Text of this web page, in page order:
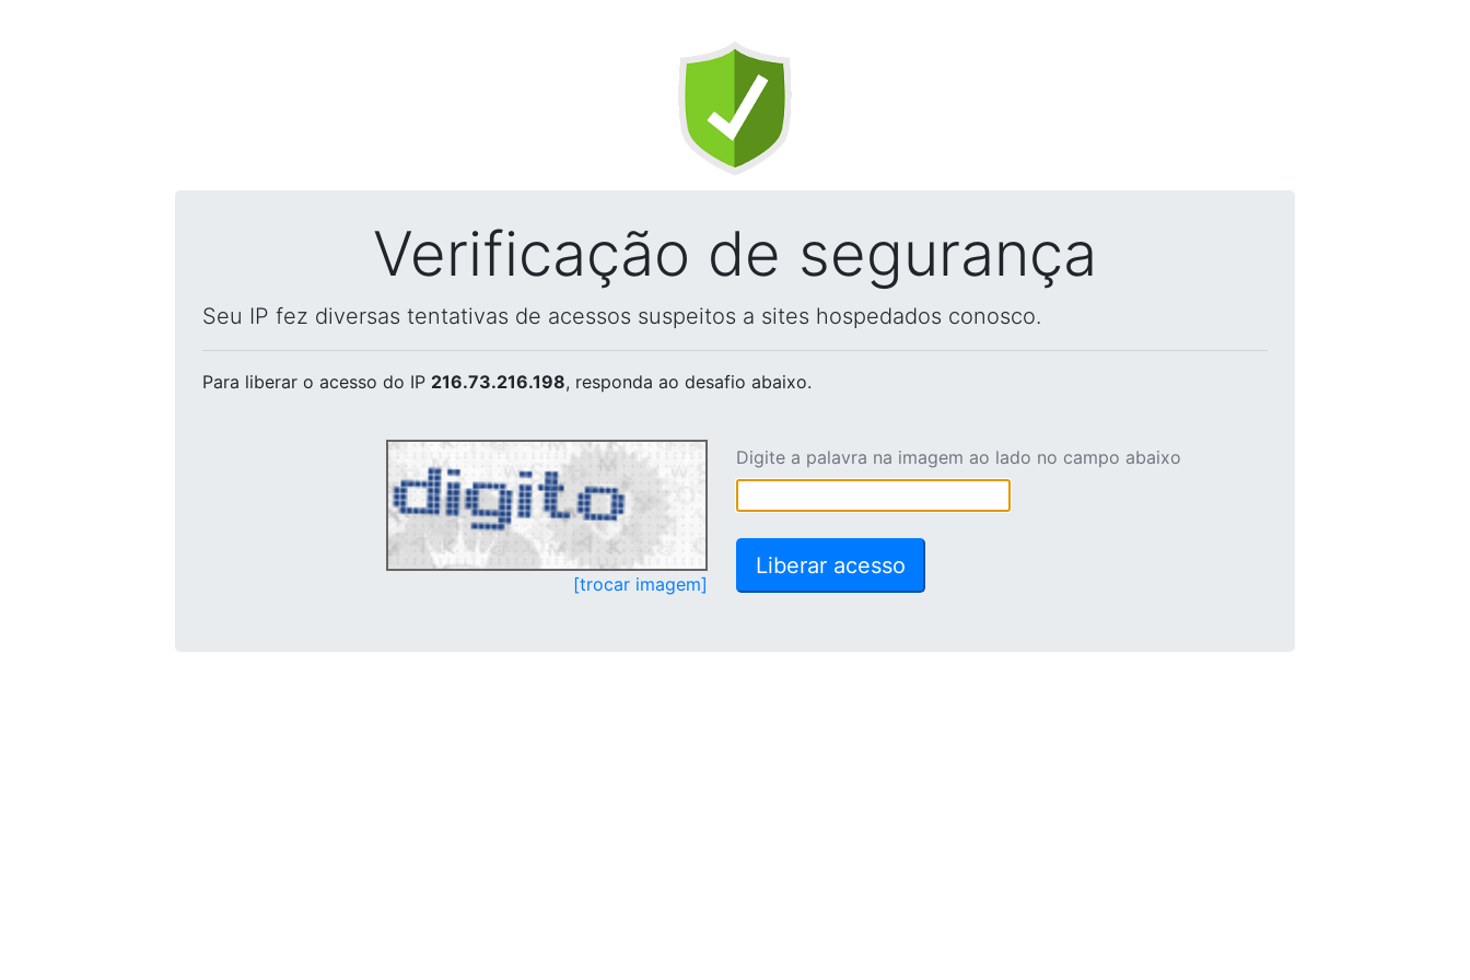
Verificação de segurança
Seu IP fez diversas tentativas de acessos suspeitos a sites hospedados conosco.
Para liberar o acesso do IP 216.73.216.198, responda ao desafio abaixo.
[trocar imagem]
Digite a palavra na imagem ao lado no campo abaixo